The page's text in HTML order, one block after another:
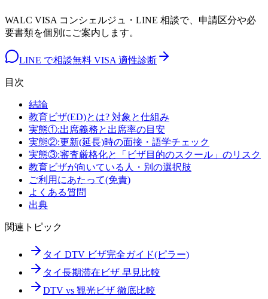
WALC VISA コンシェルジュ・LINE 相談で、申請区分や必
要書類を個別にご案内します。
LINE で相談無料 VISA 適性診断
目次
結論
教育ビザ(ED)とは? 対象と仕組み
実態①:出席義務と出席率の目安
実態②:更新(延長)時の面接・語学チェック
実態③:審査厳格化と「ビザ目的のスクール」のリスク
教育ビザが向いている人・別の選択肢
ご利用にあたって(免責)
よくある質問
出典
関連トピック
タイ DTV ビザ完全ガイド(ピラー)
タイ長期滞在ビザ 早見比較
DTV vs 観光ビザ 徹底比較